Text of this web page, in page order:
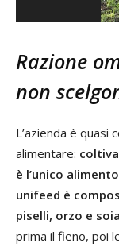
Razione
non
L’azienda è
alimentare:
è l’unico
unifeed è
piselli, orzo e soia
prima il fieno, poi